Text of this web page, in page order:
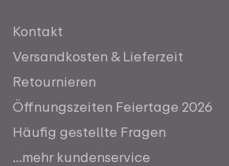
Kontakt
Versandkosten & Lieferzeit
Retournieren
Öffnungszeiten Feiertage 2026
Häufig gestellte Fragen
...mehr kundenservice